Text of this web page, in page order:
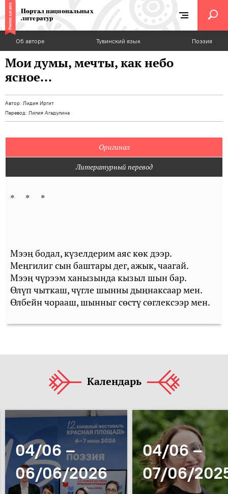
Портал национальных
литератур
Об авторе Тувинский язык Поэзия
Мои думы, мечты, как небо
ясное...
Автор: Лидия Иргит
Перевод: Лилия Агадулина
Оригинал
Литературный перевод
* * *
Мээң бодал, күзелдерим аяс көк дээр.
Меңгилиг сын баштары дег, ажык, чаагай.
Мээң чүрээм ханызында кызыл шын бар.
Өлүп чыткаш, чүгле шынны дыңнаксаар мен.
Өлбейн чорааш, шынныг сөстү сөглексээр мен.
Календарь
04/06 –
06/06/2026
04/06 –
07/06/